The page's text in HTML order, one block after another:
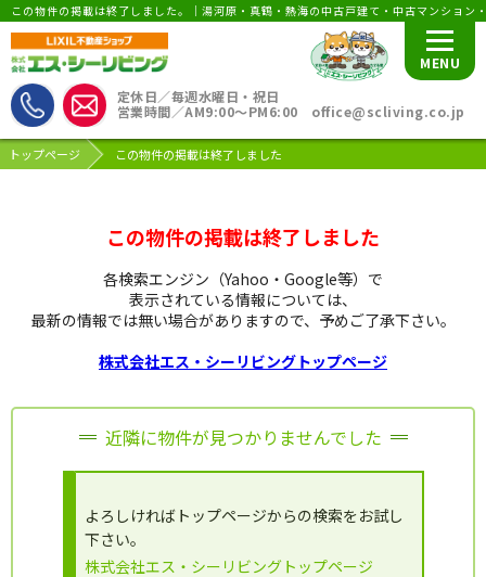
この物件の掲載は終了しました。｜湯河原・真鶴・熱海の中古戸建て・中古マンショ
定休日／毎週水曜日・祝日
営業時間／AM9:00〜PM6:00 office@scliving.co.jp
MENU
トップページ この物件の掲載は終了しました
この物件の掲載は終了しました
各検索エンジン（Yahoo・Google等）で
表示されている情報については、
最新の情報では無い場合がありますので、 予めご了承下さい。
株式会社エス・シーリビングトップページ
近隣に物件が見つかりませんでした
よろしければトップページからの検索をお試し
下さい。
株式会社エス・シーリビングトップページ